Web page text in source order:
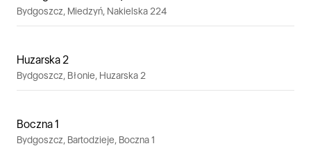
Bydgoszcz, Miedzyń, Nakielska 224
Huzarska 2
Bydgoszcz, Błonie, Huzarska 2
Boczna 1
Bydgoszcz, Bartodzieje, Boczna 1